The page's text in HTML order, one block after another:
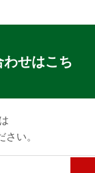
せはこち
い。